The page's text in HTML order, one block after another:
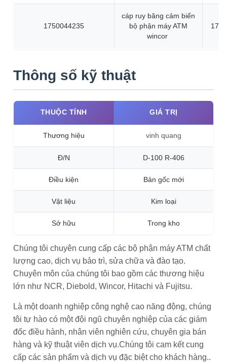
1750044235
cáp ruy băng cảm biến
bộ phận máy ATM
wincor
Thông số kỹ thuật
THUỘC TÍNH GIÁ TRỊ
Thương hiệu vinh quang
Đ/N D-100 R-406
Điều kiện Bản gốc mới
Vật liệu Kim loại
Sở hữu Trong kho
Chúng tôi chuyên cung cấp các bộ phận máy ATM chất
lượng cao, dịch vụ bảo trì, sửa chữa và đào tạo.
Chuyên môn của chúng tôi bao gồm các thương hiệu
lớn như NCR, Diebold, Wincor, Hitachi và Fujitsu.
Là một doanh nghiệp công nghệ cao năng động, chúng
tôi tự hào có một đội ngũ chuyên nghiệp của các giám
đốc điều hành, nhân viên nghiên cứu, chuyên gia bán
hàng và kỹ thuật viên dịch vụ.Chúng tôi cam kết cung
cấp các sản phẩm và dịch vụ đặc biệt cho khách hàng..